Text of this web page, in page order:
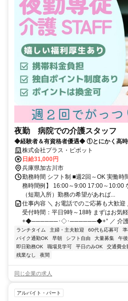
夜勤 病院での介護スタッフ
◆経験者＆有資格者優遇◆ ①とにかく高
数が豊富 だから現役の介護士から「+ホッ
株式会社プラス・ピボット
日給31,000円
兵庫県加古川市
勤務時間 シフト制 ■週2回～OK 実働時
務時間例】 16:00～9:00 17:00～10:00
（短期入所）勤務の希望があれば...
仕事内容 ＼ お電話でのご応募も大歓
受付時間：平日9時～18時 まずはお気
+◆──────･◇･──────◆+° ／ 介護
ランチタイム 主婦・主夫歓迎 60代も応募可
バイク通勤OK
早朝 シフト自由 大量募集 午後
即日勤務OK
職場見学可 平日のみOK 交通費全
残業なし
夜間
同じ企業の求人
アルバイト・パート